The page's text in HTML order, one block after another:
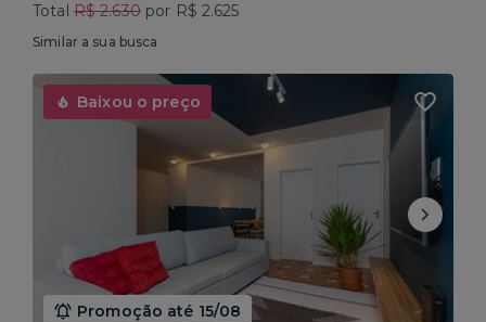
Total R$ 2.630por R$ 2.625
Similar a sua busca
Baixou o preço
Promoção até 15/08